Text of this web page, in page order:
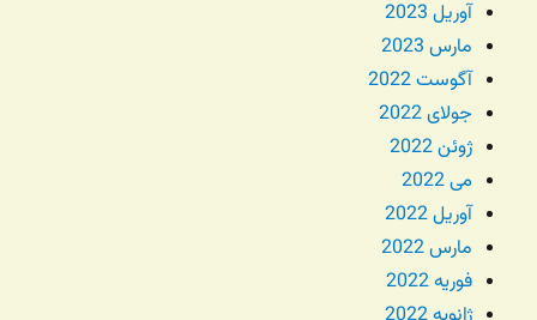
آوریل 2023
مارس 2023
آگوست 2022
جولای 2022
ژوئن 2022
می 2022
آوریل 2022
مارس 2022
فوریه 2022